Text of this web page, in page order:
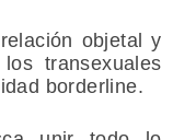
objetal y
transexuales
borderline.